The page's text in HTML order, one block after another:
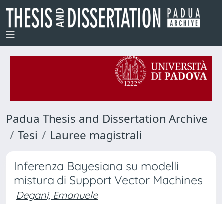
Padua Thesis and Dissertation Archive
Tesi
Lauree magistrali
Inferenza Bayesiana su modelli
mistura di Support Vector Machines
Degani, Emanuele